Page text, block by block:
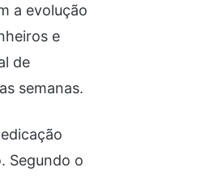
a evolução
e
de
semanas.
Segundo o